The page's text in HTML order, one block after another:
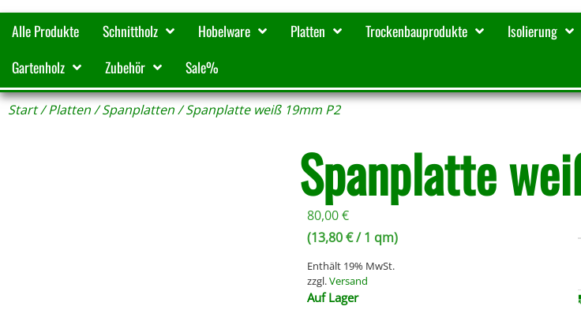
Alle Produkte Schnittholz Hobelware Platten Trockenbauprodukte Isolierung
Gartenholz
Zubehör Sale%
Start/Platten/Spanplatten/ Spanplatte weiß 19mm P2
Spanplatte
80,00€
(13,80€/ 1 qm)
Enthält 19% MwSt.
zzgl.Versand
Auf Lager